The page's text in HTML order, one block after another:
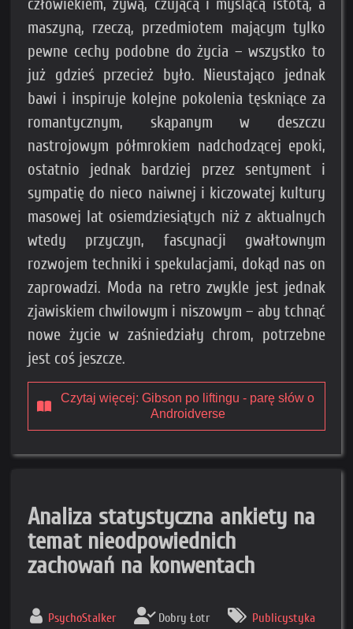
człowiekiem, żywą, czującą i myślącą istotą, a
maszyną, rzeczą, przedmiotem mającym tylko
pewne cechy podobne do życia – wszystko to
już gdzieś przecież było. Nieustająco jednak
bawi i inspiruje kolejne pokolenia tęskniące za
romantycznym, skąpanym w deszczu
nastrojowym półmrokiem nadchodzącej epoki,
ostatnio jednak bardziej przez sentyment i
sympatię do nieco naiwnej i kiczowatej kultury
masowej lat osiemdziesiątych niż z aktualnych
wtedy przyczyn, fascynacji gwałtownym
rozwojem techniki i spekulacjami, dokąd nas on
zaprowadzi. Moda na retro zwykle jest jednak
zjawiskiem chwilowym i niszowym – aby tchnąć
nowe życie w zaśniedziały chrom, potrzebne
jest coś jeszcze.
Czytaj więcej: Gibson po liftingu - parę słów o
Androidverse
Analiza statystyczna ankiety na
temat nieodpowiednich
zachowań na konwentach
PsychoStalker Dobry Łotr Publicystyka